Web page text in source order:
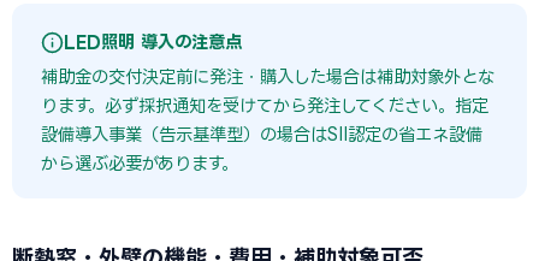
LED照明 導入の注意点
補助金の交付決定前に発注・購入した場合は補助対象外とな
ります。必ず採択通知を受けてから発注してください。指定
設備導入事業（告示基準型）の場合はSII認定の省エネ設備
から選ぶ必要があります。